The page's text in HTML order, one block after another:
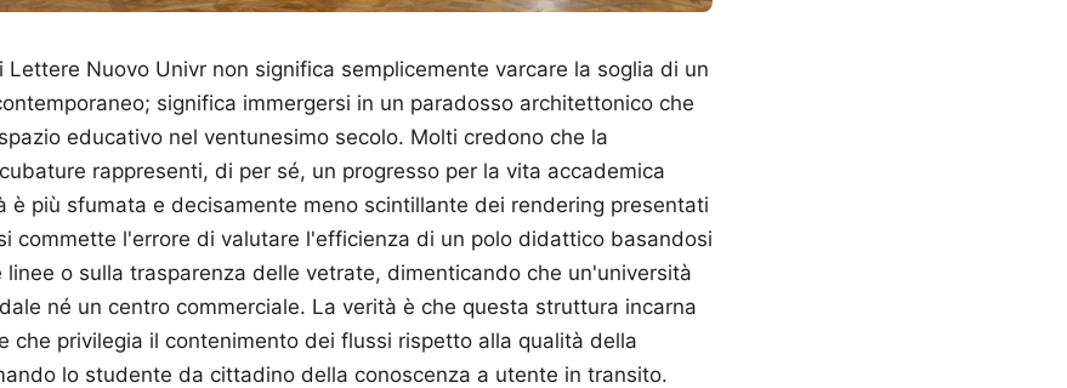
Lettere Nuovo Univr non significa semplicemente varcare la soglia di un
significa immergersi in un paradosso architettonico che
educativo nel ventunesimo secolo. Molti credono che la
rappresenti, di per sé, un progresso per la vita accademica
è più sfumata e decisamente meno scintillante dei rendering presentati
commette l'errore di valutare l'efficienza di un polo didattico basandosi
linee o sulla trasparenza delle vetrate, dimenticando che un'università
né un centro commerciale. La verità è che questa struttura incarna
che privilegia il contenimento dei flussi rispetto alla qualità della
lo studente da cittadino della conoscenza a utente in transito.